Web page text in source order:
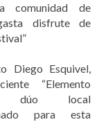
comunidad de
disfrute de
Diego Esquivel,
“Elemento
dúo local
para esta